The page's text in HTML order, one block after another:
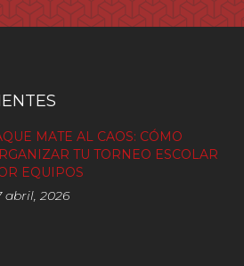
MATE AL CAOS: CÓMO
TU TORNEO ESCOLAR
EQUIPOS
abril, 2026